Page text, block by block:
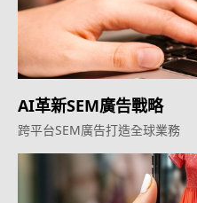
AI革新SEM廣告戰略
跨平台SEM廣告打造全球業務